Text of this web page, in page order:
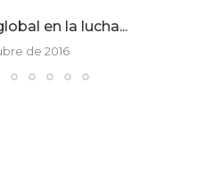
en la lucha...
2016